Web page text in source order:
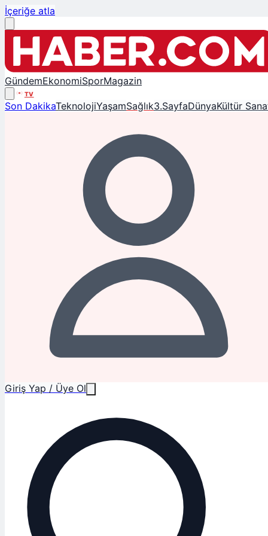
İçeriğe atla
GündemEkonomiSporMagazin
TV
Son DakikaTeknolojiYaşamSağlık3.SayfaDünyaKültür
Giriş Yap / Üye Ol